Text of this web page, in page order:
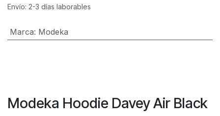
Envío: 2-3 días laborables
Marca: Modeka
Modeka Hoodie Davey Air Black